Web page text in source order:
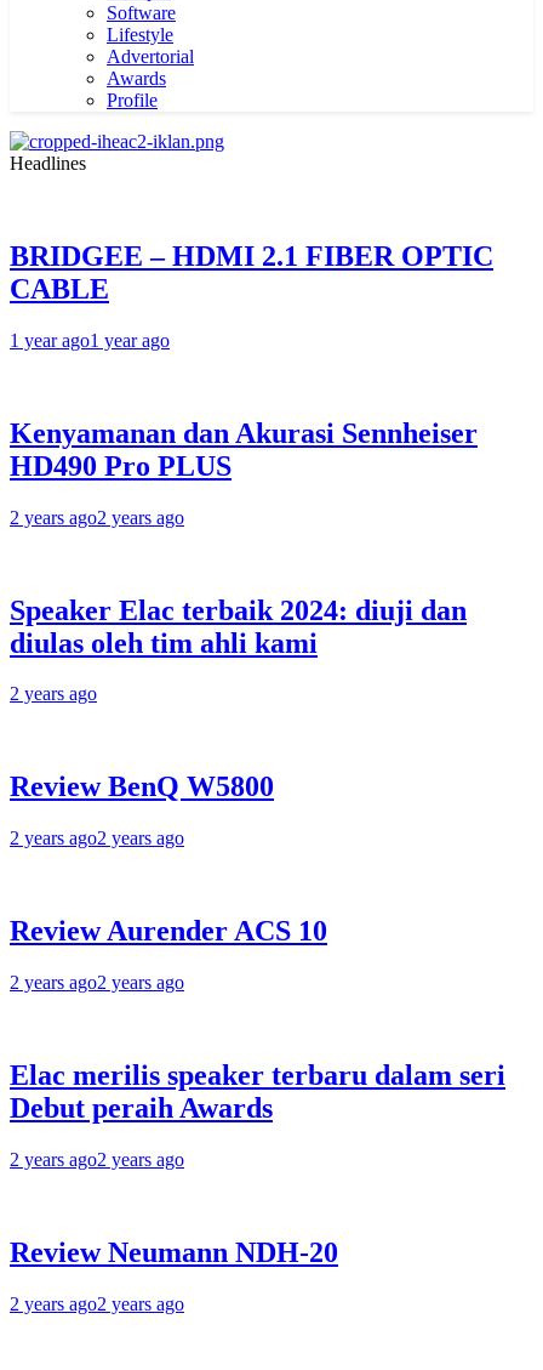
Software
Lifestyle
Advertorial
Awards
Profile
Headlines
BRIDGEE – HDMI 2.1 FIBER OPTIC
CABLE
1 year ago1 year ago
Kenyamanan dan Akurasi Sennheiser
HD490 Pro PLUS
2 years ago2 years ago
Speaker Elac terbaik 2024: diuji dan
diulas oleh tim ahli kami
2 years ago
Review BenQ W5800
2 years ago2 years ago
Review Aurender ACS 10
2 years ago2 years ago
Elac merilis speaker terbaru dalam seri
Debut peraih Awards
2 years ago2 years ago
Review Neumann NDH-20
2 years ago2 years ago